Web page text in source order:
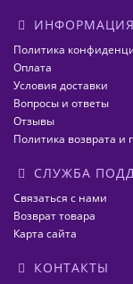
ИНФОРМАЦИЯ
Политика
Оплата
Условия доставки
Вопросы и ответы
Отзывы
Политика возврата и
СЛУЖБА
Связаться с нами
Возврат товара
Карта сайта
КОНТАКТЫ